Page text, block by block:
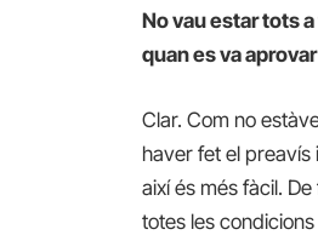
No vau estar tots
quan es va
Clar. Com no
haver fet el
així és més fàcil.
totes les